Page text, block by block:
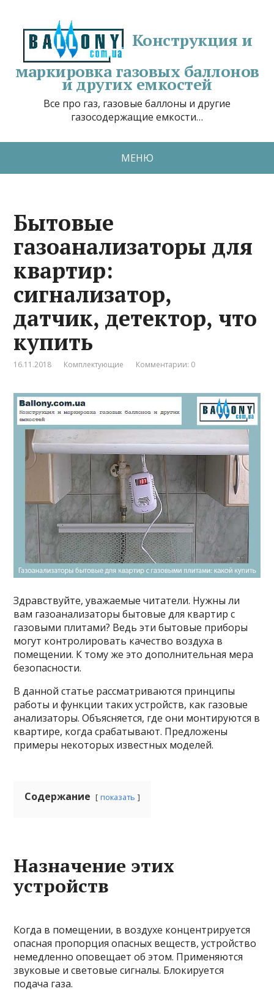
Конструкция и
маркировка газовых баллонов
и других емкостей
Все про газ, газовые баллоны и другие
газосодержащие емкости…
МЕНЮ
Бытовые
газоанализаторы для
квартир:
сигнализатор,
датчик, детектор, что
купить
16.11.2018 Комплектующие Комментарии: 0
Здравствуйте, уважаемые читатели. Нужны ли
вам газоанализаторы бытовые для квартир с
газовыми плитами? Ведь эти бытовые приборы
могут контролировать качество воздуха в
помещении. К тому же это дополнительная мера
безопасности.
В данной статье рассматриваются принципы
работы и функции таких устройств, как газовые
анализаторы. Объясняется, где они монтируются в
квартире, когда срабатывают. Предложены
примеры некоторых известных моделей.
Содержание показать
Назначение этих
устройств
Когда в помещении, в воздухе концентрируется
опасная пропорция опасных веществ, устройство
немедленно оповещает об этом. Применяются
звуковые и световые сигналы. Блокируется
подача газа.